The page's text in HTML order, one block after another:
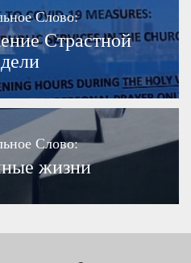
Слово:
Страстной
Слово:
жизни